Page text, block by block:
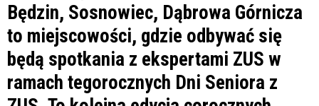
Będzin, Sosnowiec, Dąbrowa Górnicza
to miejscowości, gdzie odbywać się
będą spotkania z ekspertami ZUS w
ramach tegorocznych Dni Seniora z